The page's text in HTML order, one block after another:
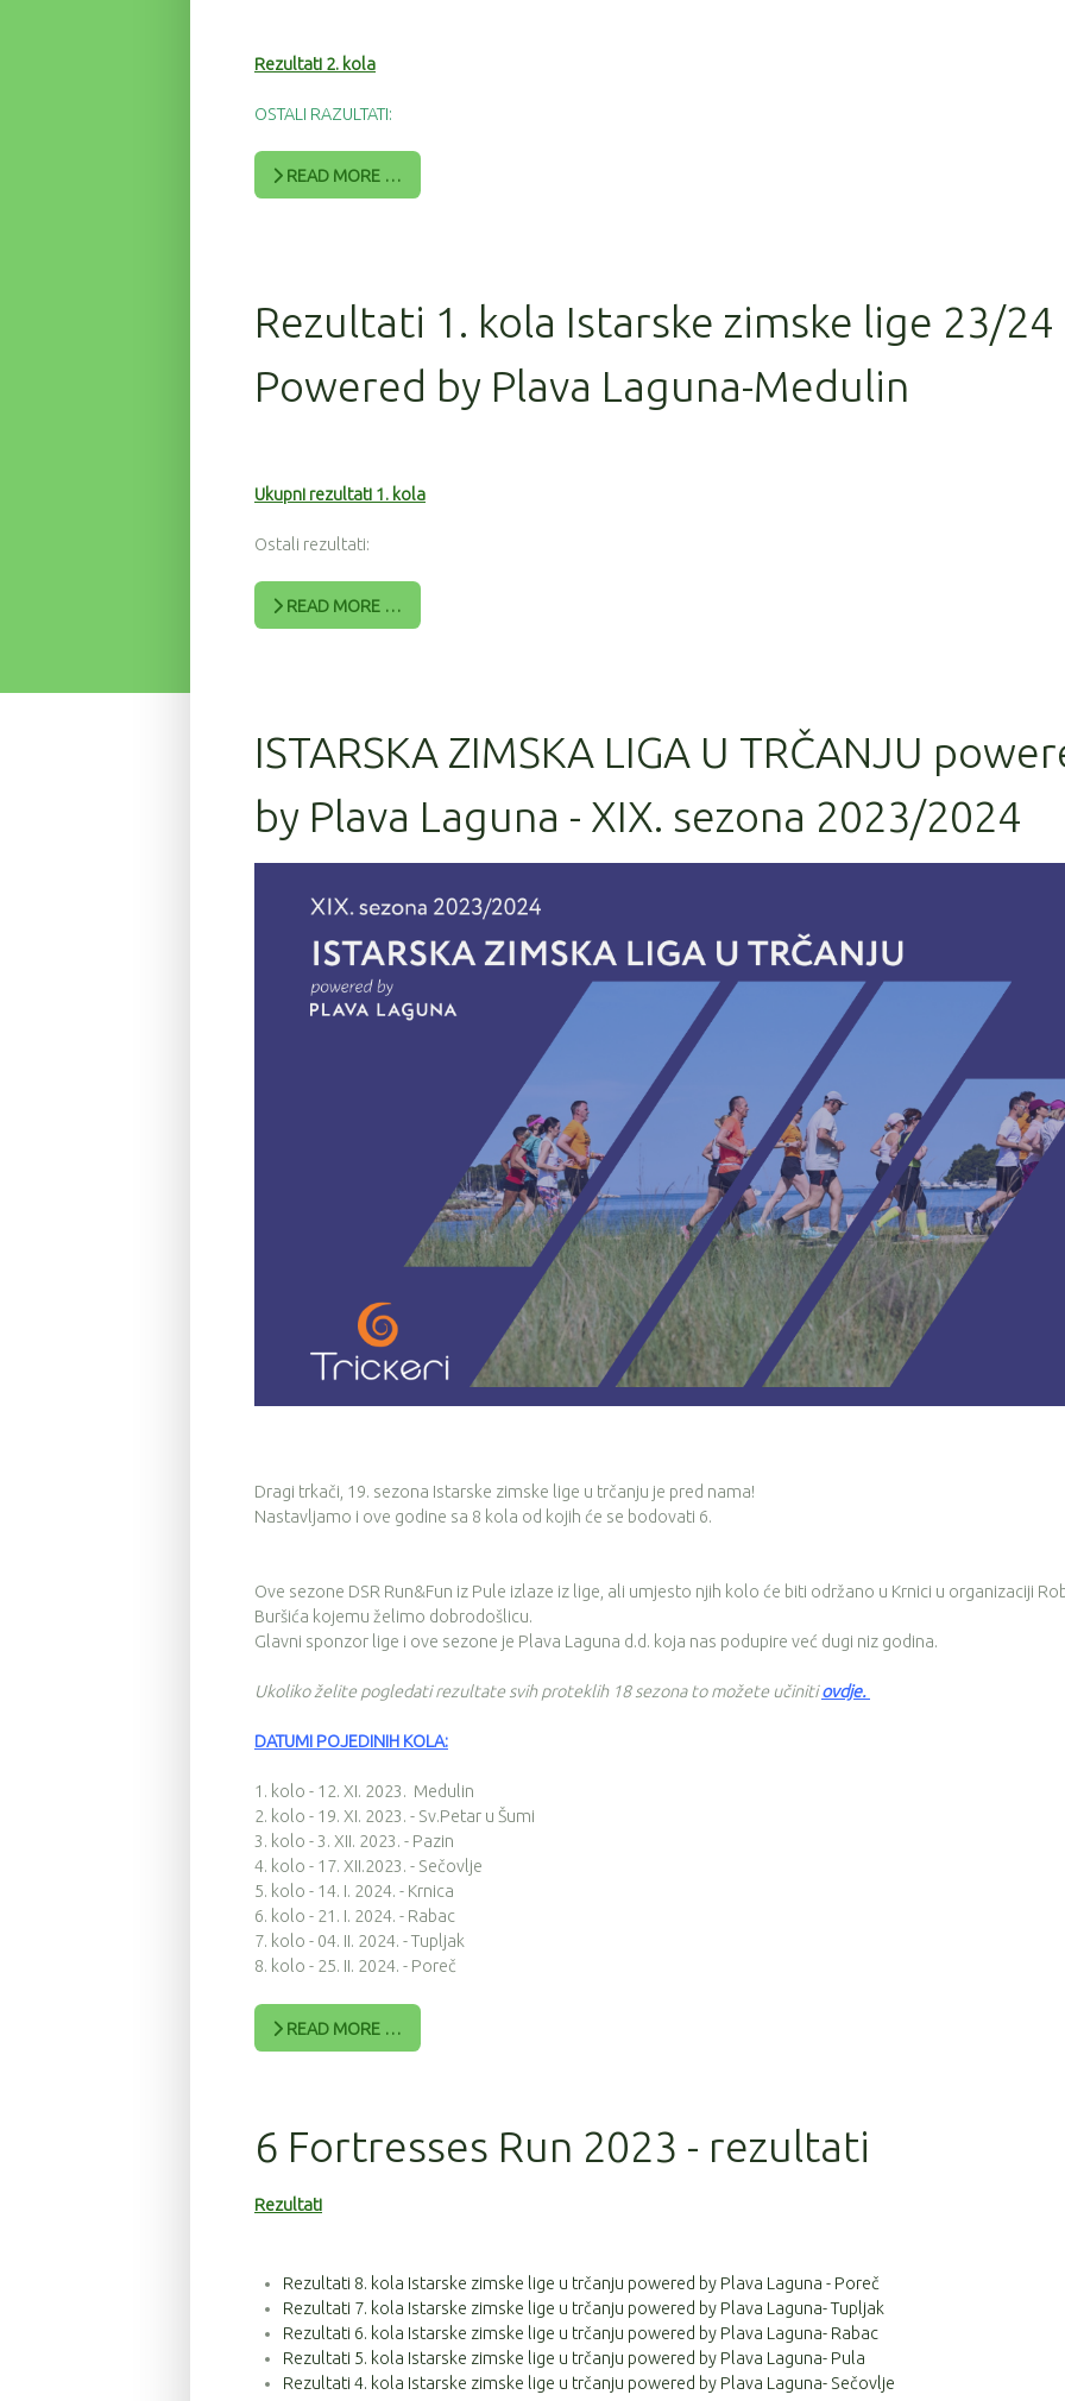
Rezultati 2. kola
OSTALI RAZULTATI:
READ MORE …
Rezultati 1. kola Istarske zimske lige 23/24
Powered by Plava Laguna-Medulin
Ukupni rezultati 1. kola
Ostali rezultati:
READ MORE …
ISTARSKA ZIMSKA LIGA U TRČANJU
by Plava Laguna - XIX. sezona 2023/2024
Dragi trkači, 19. sezona Istarske zimske lige u trčanju je pred nama!
Nastavljamo i ove godine sa 8 kola od kojih će se bodovati 6.
Ove sezone DSR Run&Fun iz Pule izlaze iz lige, ali umjesto njih kolo će biti održano u Krnici u organizaciji
Buršića kojemu želimo dobrodošlicu.
Glavni sponzor lige i ove sezone je Plava Laguna d.d. koja nas podupire već dugi niz godina.
Ukoliko želite pogledati rezultate svih proteklih 18 sezona to možete učinitiovdje.
DATUMI POJEDINIH KOLA:
1. kolo - 12. XI. 2023. Medulin
2. kolo - 19. XI. 2023. - Sv.Petar u Šumi
3. kolo - 3. XII. 2023. - Pazin
4. kolo - 17. XII.2023. - Sečovlje
5. kolo - 14. I. 2024. - Krnica
6. kolo - 21. I. 2024. - Rabac
7. kolo - 04. II. 2024. - Tupljak
8. kolo - 25. II. 2024. - Poreč
READ MORE …
6 Fortresses Run 2023 - rezultati
Rezultati
Rezultati 8. kola Istarske zimske lige u trčanju powered by Plava Laguna - Poreč
Rezultati 7. kola Istarske zimske lige u trčanju powered by Plava Laguna- Tupljak
Rezultati 6. kola Istarske zimske lige u trčanju powered by Plava Laguna- Rabac
Rezultati 5. kola Istarske zimske lige u trčanju powered by Plava Laguna- Pula
Rezultati 4. kola Istarske zimske lige u trčanju powered by Plava Laguna- Sečovlje